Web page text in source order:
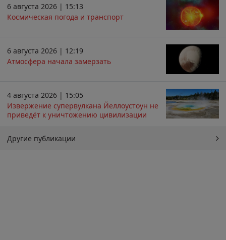
6 августа 2026 | 15:13
Космическая погода и транспорт
6 августа 2026 | 12:19
Атмосфера начала замерзать
4 августа 2026 | 15:05
Извержение супервулкана Йеллоустоун не
приведёт к уничтожению цивилизации
Другие публикации